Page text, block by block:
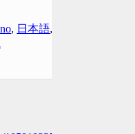
, 日本語,